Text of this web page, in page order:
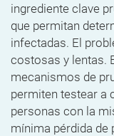
ingrediente clave
que permitan
infectadas. El
costosas y lentas.
mecanismos de
permiten testear a
personas con la
mínima pérdida